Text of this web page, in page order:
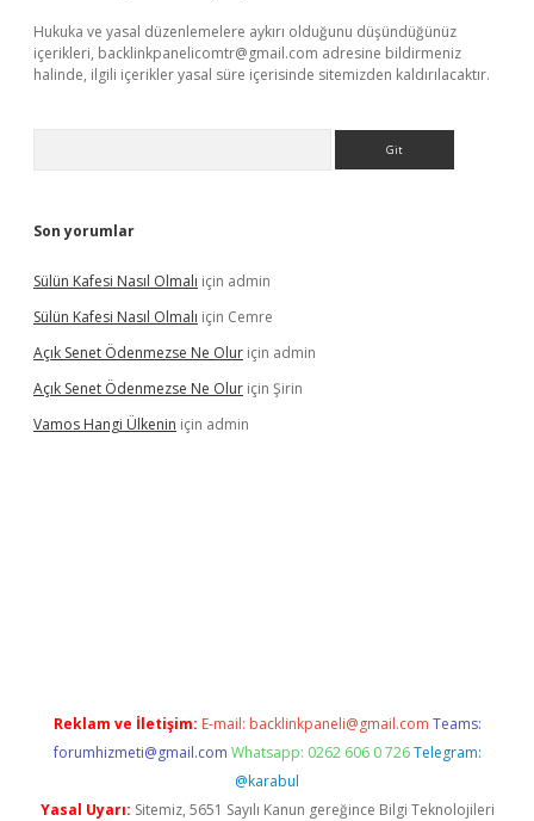
Hukuka ve yasal düzenlemelere aykırı olduğunu düşündüğünüz
içerikleri, backlinkpanelicomtr@gmail.com adresine bildirmeniz
halinde, ilgili içerikler yasal süre içerisinde sitemizden kaldırılacaktır.
Son yorumlar
Sülün Kafesi Nasıl Olmalı için admin
Sülün Kafesi Nasıl Olmalı için Cemre
Açık Senet Ödenmezse Ne Olur için admin
Açık Senet Ödenmezse Ne Olur için Şirin
Vamos Hangi Ülkenin için admin
Reklam ve İletişim: E-mail: backlinkpaneli@gmail.com Teams:
forumhizmeti@gmail.com Whatsapp: 0262 606 0 726 Telegram:
@karabul
Yasal Uyarı: Sitemiz, 5651 Sayılı Kanun gereğince Bilgi Teknolojileri